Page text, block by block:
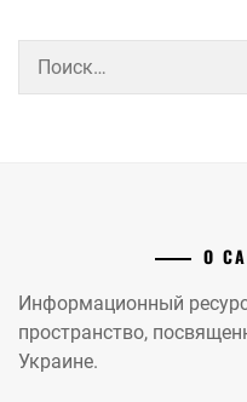
О
Информационный
пространство,
Украине.